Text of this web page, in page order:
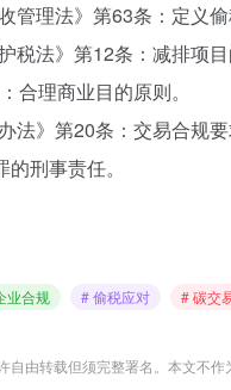
管理法》第63条：定义偷
税法》第12条：减排项目
合理商业目的原则。
法》第20条：交易合规要
刑事责任。
业合规 # 偷税应对 # 碳交
由转载但须完整署名。本文不